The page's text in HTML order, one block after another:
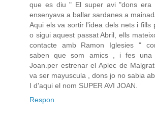
que es diu " El super avi "dons era
ensenyava a ballar sardanes a
Aqui els va sortir l'idea dels nets i fills
o sigui aquest passat Abril, ells
contacte amb Ramon Iglesies "
saben que som amics , i fes
Joan.per estrenar el Aplec de
va ser mayuscula , dons jo no sabia
I d'aqui el nom SUPER AVI JOAN.
Respon